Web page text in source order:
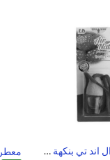
معطر كرت جرة ال اند تي بنكهة التوت